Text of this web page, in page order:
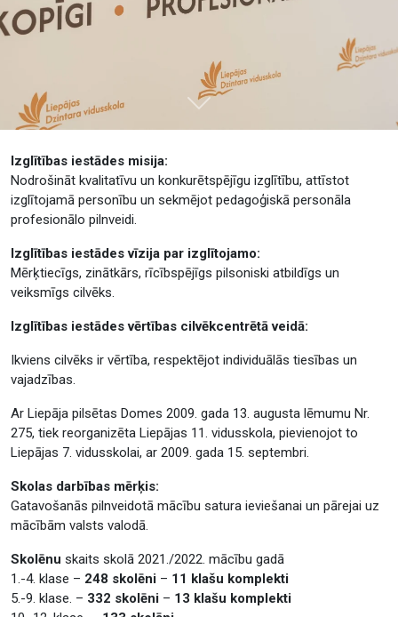
Tālāk
Izglītības iestādes misija:
Nodrošināt kvalitatīvu un konkurētspējīgu izglītību, attīstot
izglītojamā personību un sekmējot pedagoģiskā personāla
profesionālo pilnveidi.
Izglītības iestādes vīzija par izglītojamo:
Mērķtiecīgs, zinātkārs, rīcībspējīgs pilsoniski atbildīgs un
veiksmīgs cilvēks.
Izglītības iestādes vērtības cilvēkcentrētā veidā:
Ikviens cilvēks ir vērtība, respektējot individuālās tiesības un
vajadzības.
Ar Liepāja pilsētas Domes 2009. gada 13. augusta lēmumu Nr.
275, tiek reorganizēta Liepājas 11. vidusskola, pievienojot to
Liepājas 7. vidusskolai, ar 2009. gada 15. septembri.
Skolas darbības mērķis:
Gatavošanās pilnveidotā mācību satura ieviešanai un pārejai uz
mācībām valsts valodā.
Skolēnu skaits skolā 2021./2022. mācību gadā
1.-4. klase – 248 skolēni – 11 klašu komplekti
5.-9. klase. – 332 skolēni – 13 klašu komplekti